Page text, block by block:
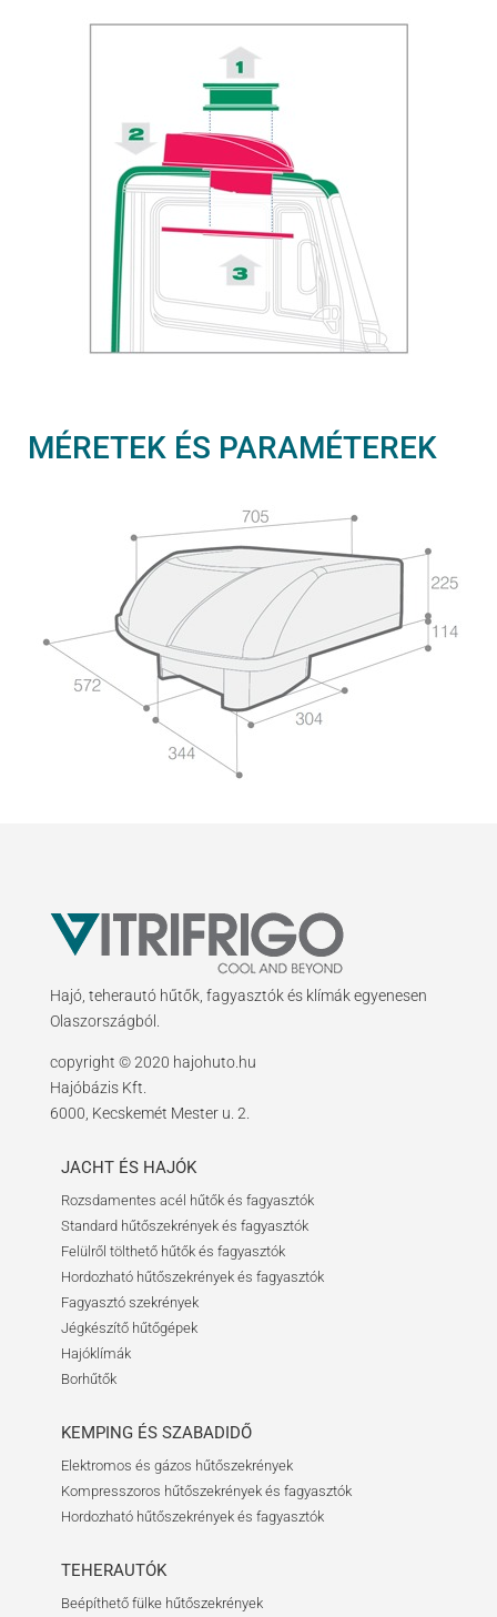
MÉRETEK ÉS PARAMÉTEREK
Hajó, teherautó hűtők, fagyasztók és klímák egyenesen
Olaszországból.
copyright © 2020 hajohuto.hu
Hajóbázis Kft.
6000, Kecskemét Mester u. 2.
JACHT ÉS HAJÓK
Rozsdamentes acél hűtők és fagyasztók
Standard hűtőszekrények és fagyasztók
Felülről tölthető hűtők és fagyasztók
Hordozható hűtőszekrények és fagyasztók
Fagyasztó szekrények
Jégkészítő hűtőgépek
Hajóklímák
Borhűtők
KEMPING ÉS SZABADIDŐ
Elektromos és gázos hűtőszekrények
Kompresszoros hűtőszekrények és fagyasztók
Hordozható hűtőszekrények és fagyasztók
TEHERAUTÓK
Beépíthető fülke hűtőszekrények